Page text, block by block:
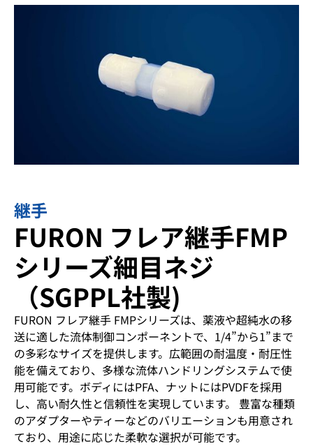
継手
FURON フレア継手FMP
シリーズ細目ネジ
（SGPPL社製)
FURON フレア継手 FMPシリーズは、薬液や超純水の移
送に適した流体制御コンポーネントで、1/4”から1”まで
の多彩なサイズを提供します。広範囲の耐温度・耐圧性
能を備えており、多様な流体ハンドリングシステムで使
用可能です。ボディにはPFA、ナットにはPVDFを採用
し、高い耐久性と信頼性を実現しています。 豊富な種類
のアダプターやティーなどのバリエーションも用意され
ており、用途に応じた柔軟な選択が可能です。